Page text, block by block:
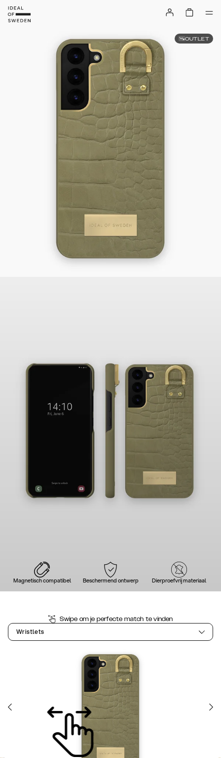
Magnetisch compatibel Beschermend ontwerp Dierproefvrij materiaal
Swipe om je perfecte match te vinden
Wristlets
OUTLET